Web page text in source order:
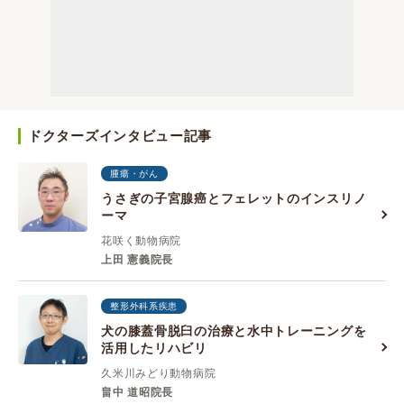
ドクターズインタビュー記事
腫瘍・がん
うさぎの子宮腺癌とフェレットのインスリノ
ーマ
花咲く動物病院
上田 憲義院長
整形外科系疾患
犬の膝蓋骨脱臼の治療と水中トレーニングを
活用したリハビリ
久米川みどり動物病院
畠中 道昭院長